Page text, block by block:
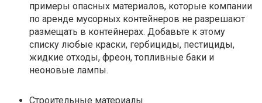
примеры опасных материалов, которые компании
по аренде мусорных контейнеров не разрешают
размещать в контейнерах. Добавьте к этому
списку любые краски, гербициды, пестициды,
жидкие отходы, фреон, топливные баки и
неоновые лампы.
Строительные материалы